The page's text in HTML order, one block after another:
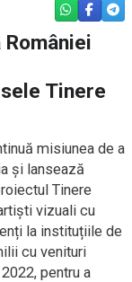
WHATSAPP
Tinere
misiunea de a
și lansează
Tinere
vizuali cu
la instituțiile de
cu venituri
pentru a